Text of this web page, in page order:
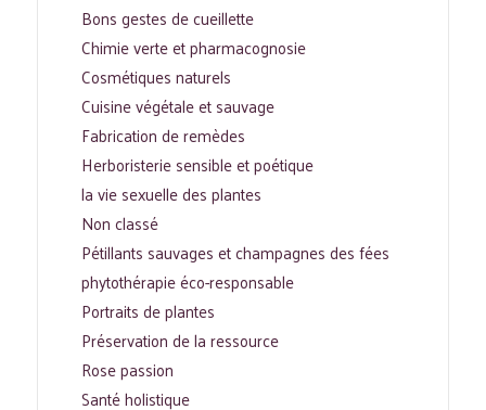
Bons gestes de cueillette
Chimie verte et pharmacognosie
Cosmétiques naturels
Cuisine végétale et sauvage
Fabrication de remèdes
Herboristerie sensible et poétique
la vie sexuelle des plantes
Non classé
Pétillants sauvages et champagnes des fées
phytothérapie éco-responsable
Portraits de plantes
Préservation de la ressource
Rose passion
Santé holistique